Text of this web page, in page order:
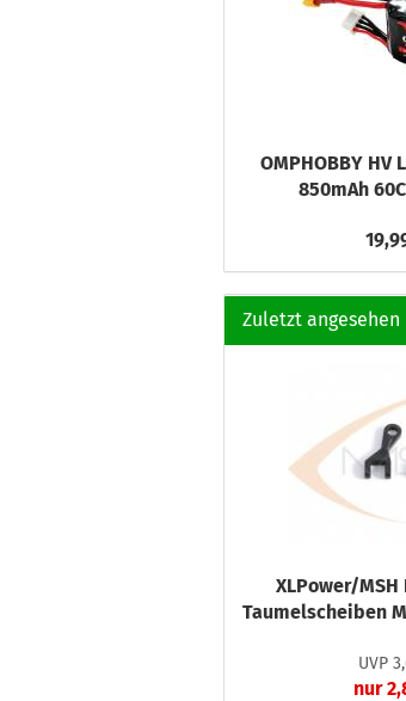
OMPHOBBY HV
850mAh
Zuletzt angesehen
XLPower/
Taumelscheiben
UVP
nur